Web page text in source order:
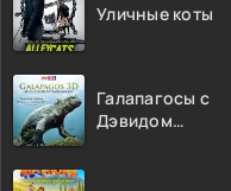
Уличные коты
Галапагосы с
Дэвидом